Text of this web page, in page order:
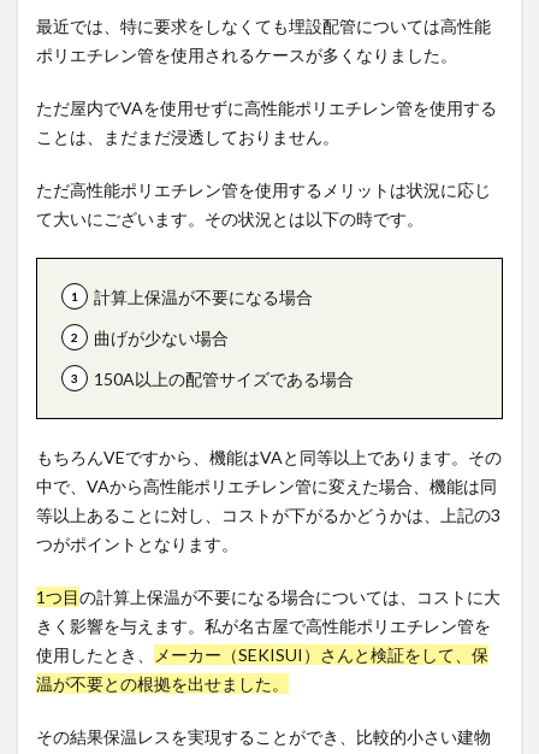
最近では、特に要求をしなくても埋設配管については高性能
ポリエチレン管を使用されるケースが多くなりました。
ただ屋内でVAを使用せずに高性能ポリエチレン管を使用する
ことは、まだまだ浸透しておりません。
ただ高性能ポリエチレン管を使用するメリットは状況に応じ
て大いにございます。その状況とは以下の時です。
計算上保温が不要になる場合
曲げが少ない場合
150A以上の配管サイズである場合
もちろんVEですから、機能はVAと同等以上であります。その
中で、VAから高性能ポリエチレン管に変えた場合、機能は同
等以上あることに対し、コストが下がるかどうかは、上記の3
つがポイントとなります。
1つ目の計算上保温が不要になる場合については、コストに大
きく影響を与えます。私が名古屋で高性能ポリエチレン管を
使用したとき、
メーカー（SEKISUI）さんと検証をして、保
温が不要との根拠を出せました。
その結果保温レスを実現することができ、比較的小さい建物